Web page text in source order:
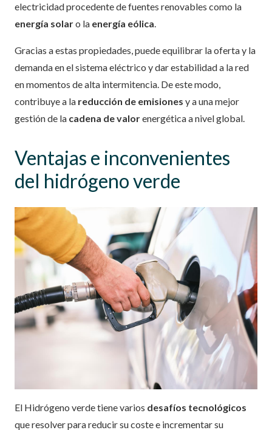
electricidad procedente de fuentes renovables como la
energía solaro la energía eólica.
Gracias a estas propiedades, puede equilibrar la oferta y la
demanda en el sistema eléctrico y dar estabilidad a la red
en momentos de alta intermitencia. De este modo,
contribuye a la reducción de emisiones y a una mejor
gestión de la cadena de valorenergética a nivel global.
Ventajas e inconvenientes
del hidrógeno verde
El Hidrógeno verde tiene varios desafíos tecnológicos
que resolver para reducir su coste e incrementar su